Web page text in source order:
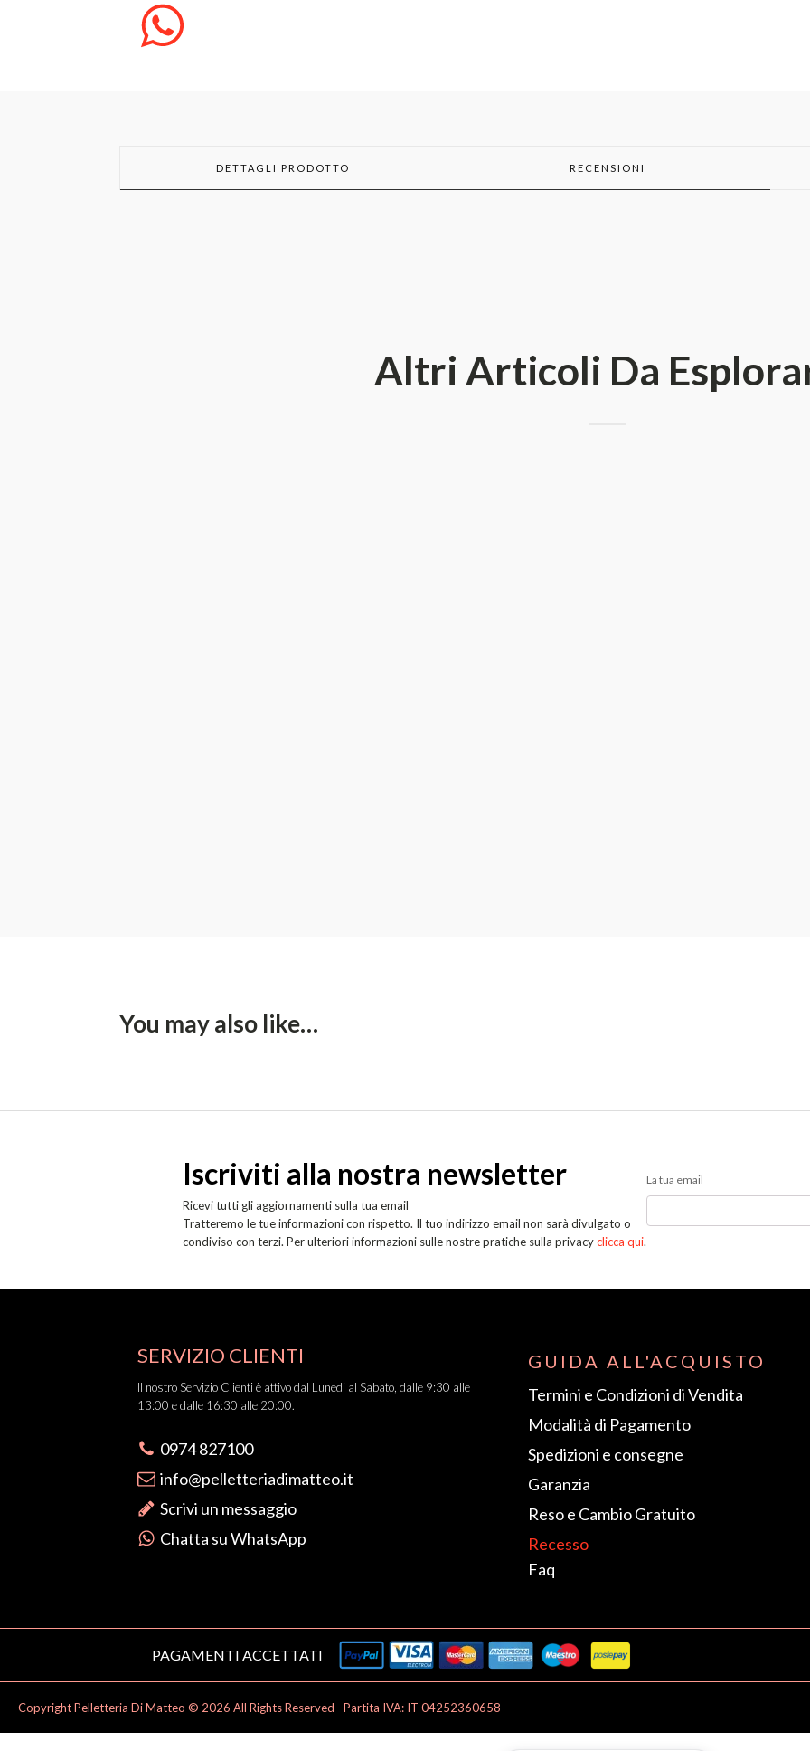
DETTAGLI PRODOTTO RECENSIONI
Altri Articoli Da
You may also like…
Iscriviti alla nostra newsletter
Ricevi tutti gli aggiornamenti sulla tua email
Tratteremo le tue informazioni con rispetto. Il tuo indirizzo email non sarà divulgato o
condiviso con terzi. Per ulteriori informazioni sulle nostre pratiche sulla privacyclicca qui.
La tua email
SERVIZIO CLIENTI
Il nostro Servizio Clienti è attivo dal Lunedi al Sabato, dalle 9:30 alle
13:00 e dalle 16:30 alle 20:00.
0974 827100
info@pelletteriadimatteo.it
Scrivi un messaggio
Chatta su WhatsApp
GUIDA ALL'ACQUISTO
Termini e Condizioni di Vendita
Modalità di Pagamento
Spedizioni e consegne
Garanzia
Reso e Cambio Gratuito
Recesso
Faq
PAGAMENTI ACCETTATI
Copyright Pelletteria Di Matteo © 2026 All Rights Reserved Partita IVA: IT 04252360658